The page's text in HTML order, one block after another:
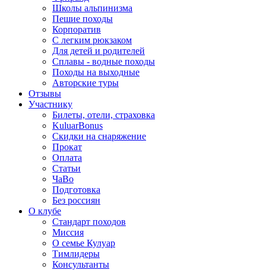
Школы альпинизма
Пешие походы
Корпоратив
С легким рюкзаком
Для детей и родителей
Сплавы - водные походы
Походы на выходные
Авторские туры
Отзывы
Участнику
Билеты, отели, страховка
KuluarBonus
Скидки на снаряжение
Прокат
Оплата
Статьи
ЧаВо
Подготовка
Без россиян
О клубе
Стандарт походов
Миссия
О семье Кулуар
Тимлидеры
Консультанты